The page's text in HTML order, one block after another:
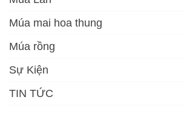
Múa mai hoa thung
Múa rồng
Sự Kiện
TIN TỨC